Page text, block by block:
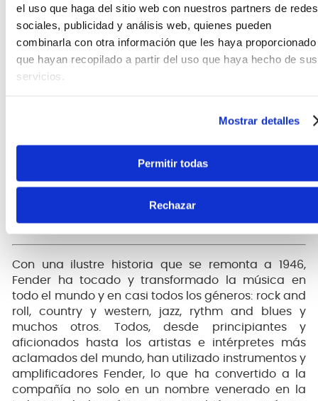
el uso que haga del sitio web con nuestros partners de redes
sociales, publicidad y análisis web, quienes pueden
combinarla con otra información que les haya proporcionado
que hayan recopilado a partir del uso que haya hecho de sus
servicios.
Mostrar detalles
Permitir todas
Rechazar
La carcasa protectora de plástico ventilada
permite que la armónica se seque después de
tocar
Incluye paquete de tarjeta blíster
Nota: Las armónicas son artículos que no se pueden
Con una ilustre historia que se remonta a 1946,
Fender ha tocado y transformado la música en
todo el mundo y en casi todos los géneros: rock and
roll, country y western, jazz, rythm and blues y
muchos otros. Todos, desde principiantes y
aficionados hasta los artistas e intérpretes más
aclamados del mundo, han utilizado instrumentos y
amplificadores Fender, lo que ha convertido a la
compañía no solo en un nombre venerado en la